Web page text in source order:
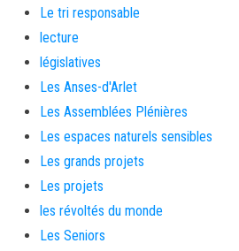
Le tri responsable
lecture
législatives
Les Anses-d'Arlet
Les Assemblées Plénières
Les espaces naturels sensibles
Les grands projets
Les projets
les révoltés du monde
Les Seniors